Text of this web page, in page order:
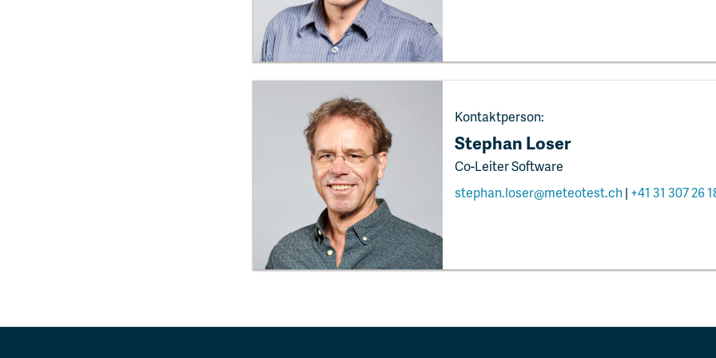
Kontaktperson:
Stephan Loser
Co-Leiter Software
stephan.loser@meteotest.ch| +41 31 307 26